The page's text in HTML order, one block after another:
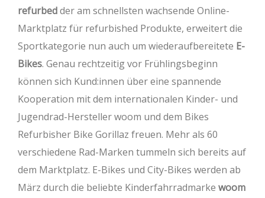
refurbedder am schnellsten wachsende Online-
Marktplatz für refurbished Produkte, erweitert die
Sportkategorie nun auch um wiederaufbereitete E-
Bikes. Genau rechtzeitig vor Frühlingsbeginn
können sich Kund:innen über eine spannende
Kooperation mit dem internationalen Kinder- und
Jugendrad-Hersteller woom und dem Bikes
Refurbisher Bike Gorillaz freuen. Mehr als 60
verschiedene Rad-Marken tummeln sich bereits auf
dem Marktplatz. E-Bikes und City-Bikes werden ab
März durch die beliebte Kinderfahrradmarke woom